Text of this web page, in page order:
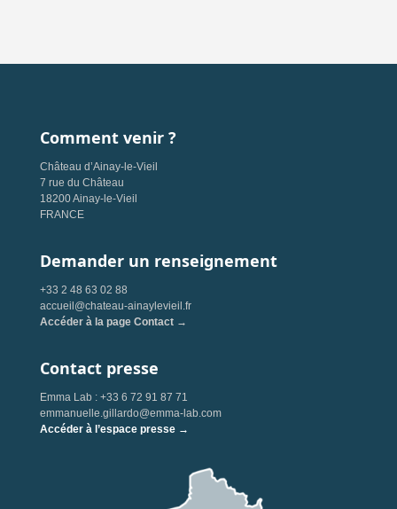
Comment venir ?
Château d’Ainay-le-Vieil
7 rue du Château
18200 Ainay-le-Vieil
FRANCE
Demander un renseignement
+33 2 48 63 02 88
accueil@chateau-ainaylevieil.fr
Accéder à la page Contact →
Contact presse
Emma Lab : +33 6 72 91 87 71
emmanuelle.gillardo@emma-lab.com
Accéder à l’espace presse →